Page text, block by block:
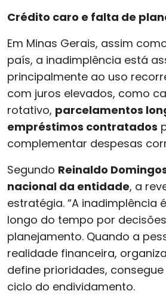
Crédito caro e falta de
Em Minas Gerais, assim
país, a inadimplência está
principalmente ao uso
com juros elevados, como
rotativo, parcelamentos
empréstimos contratados
complementar despesas
Segundo Reinaldo
nacional da entidade, a
estratégia. “A inadimplência
longo do tempo por
planejamento. Quando a
realidade financeira,
define prioridades,
ciclo do endividamento.